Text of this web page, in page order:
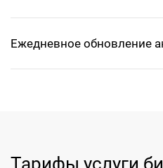
Ежедневное обновление
Тарифы услуги